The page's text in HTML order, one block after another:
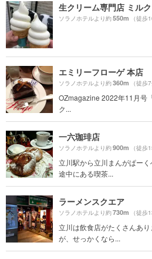
生クリーム専門店 ミルク
ソラノホテルより約550m （徒歩
エミリーフローゲ 本店
ソラノホテルより約360m （徒歩7
OZmagazine 2022年11月号
ク...
一六珈琲店
ソラノホテルより約900m （徒歩
立川駅から立川まんがぱーく
途中にある喫茶...
ラーメンスクエア
ソラノホテルより約730m （徒歩
立川は飲食店がたくさんあ
が、せっかくなら...